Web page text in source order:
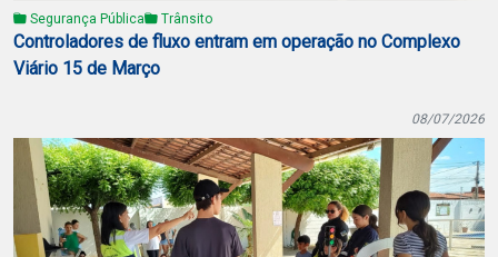
Segurança Pública Trânsito
Controladores de fluxo entram em operação no Complexo
Viário 15 de Março
08/07/2026